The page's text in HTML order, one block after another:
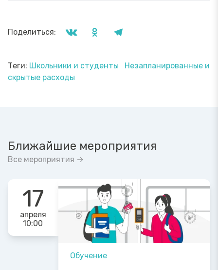
Поделиться:
Теги: Школьники и студенты
Незапланированные и
скрытые расходы
Ближайшие мероприятия
Все мероприятия →
17
апреля
10:00
Обучение